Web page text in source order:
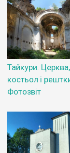
Тайкури. Церква,
костьол і
Фотозвіт